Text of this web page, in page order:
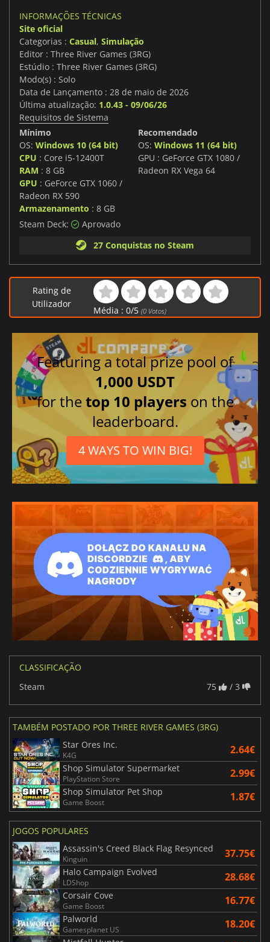
INFORMAÇÕES TÉCNICAS
Site oficial
Categorias : Casual, Simulação
Editor : Three River Games (3RG)
Estúdio : Three River Games (3RG)
Modo(s) : Solo
Data de Lançamento : 28 de maio de 2026
Última atualização: 1.0.43 - 09/06/26
Requisitos de Sistema
Mínimo
OS: Windows 10 (64 bit)
CPU : Core i5-12400T
RAM : 8 GB
GPU : GeForce GTX 1060 /
Radeon RX 590
Armazenamento : 8 GB
Recomendado
OS: Windows 11 (64 bit)
GPU : GeForce GTX 1080 /
Radeon RX Vega 64
Steam Deck:
Aprovado
27 Conquistas no Steam
Rating de
Utilizador
Média : 0/5 (0Votos)
Featuring a total prize pool of
1,000 USDT
for thetop 10 players on the
leaderboard.
4 WAYS TO WIN BIG!
CLASSIFICAÇÃO
Steam
75 / 3
TAMBÉM POSTADO POR THREE RIVER GAMES (3RG)
Star Ores Inc.
K4G 2.64€
Shop Simulator Supermarket
PlayStation Store 2.99€
Shop Simulator Pet Shop
Game Boost 1.87€
JOGOS POPULARES
Assassin's Creed Black Flag Resynced
Kinguin 37.75€
Halo Campaign Evolved
LDShop 28.68€
Corsair Cove
Game Boost 16.77€
Palworld
Gamesplanet US 18.20€